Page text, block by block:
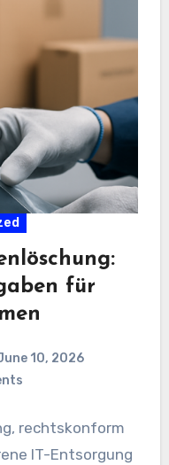
für
10, 2026
rechtskonform
IT-Entsorgung